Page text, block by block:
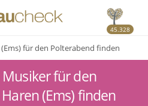
45.328
für den Polterabend finden
für den
(Ems) finden